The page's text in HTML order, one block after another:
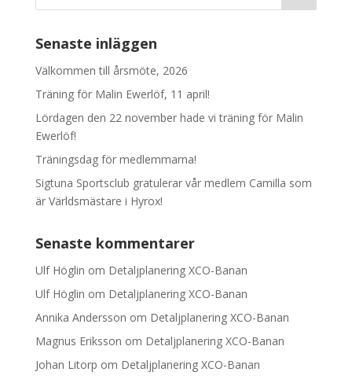
Senaste inläggen
Välkommen till årsmöte, 2026
Träning för Malin Ewerlöf, 11 april!
Lördagen den 22 november hade vi träning för Malin
Ewerlöf!
Träningsdag för medlemmarna!
Sigtuna Sportsclub gratulerar vår medlem Camilla som
är Världsmästare i Hyrox!
Senaste kommentarer
Ulf Höglin om Detaljplanering XCO-Banan
Ulf Höglin om Detaljplanering XCO-Banan
Annika Andersson om Detaljplanering XCO-Banan
Magnus Eriksson om Detaljplanering XCO-Banan
Johan Litorp om Detaljplanering XCO-Banan